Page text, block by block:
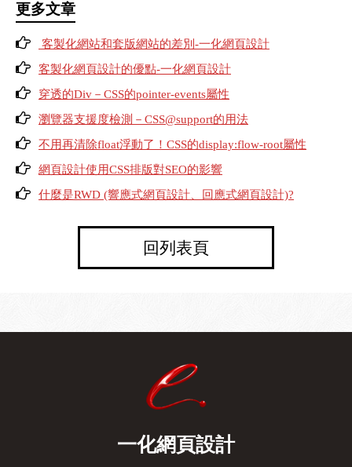
更多文章
客製化網站和套版網站的差別-一化網頁設計
客製化網頁設計的優點-一化網頁設計
穿透的Div－CSS的pointer-events屬性
瀏覽器支援度檢測－CSS@support的用法
不用再清除float浮動了！CSS的display:flow-root屬性
網頁設計使用CSS排版對SEO的影響
什麼是RWD (響應式網頁設計、回應式網頁設計)?
回列表頁
一化網頁設計